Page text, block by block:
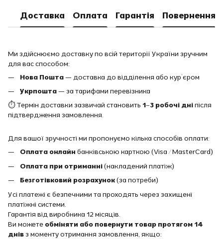
Доставка Оплата Гарантія Повернення
Ми здійснюємо доставку по всій території України зручним
для вас способом:
Нова Пошта— доставка до відділення або кур’єром
Укрпошта— за тарифами перевізника
⏱ Термін доставки зазвичай становить 1–3 робочі дніпісля
підтвердження замовлення.
Для вашої зручності ми пропонуємо кілька способів оплати:
Оплата онлайн банківською карткою (Visa / MasterCard)
Оплата при отриманні(накладений платіж)
Безготівковий розрахунок(за потреби)
Усі платежі є безпечними та проходять через захищені
платіжні системи.
Гарантія від виробника 12 місяців.
Ви можете обміняти або повернути товар протягом 14
днівз моменту отримання замовлення, якщо: